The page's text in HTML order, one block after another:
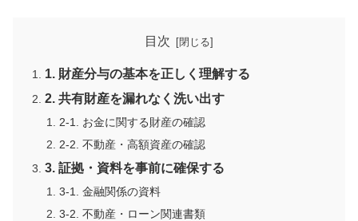
目次
1. 財産分与の基本を正しく理解する
2. 共有財産を漏れなく洗い出す
2-1. お金に関する財産の確認
2-2. 不動産・高額資産の確認
3. 証拠・資料を事前に確保する
3-1. 金融関係の資料
3-2. 不動産・ローン関連書類